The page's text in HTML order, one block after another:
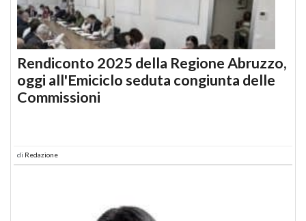
Rendiconto 2025 della Regione Abruzzo,
oggi all'Emiciclo seduta congiunta delle
Commissioni
di Redazione